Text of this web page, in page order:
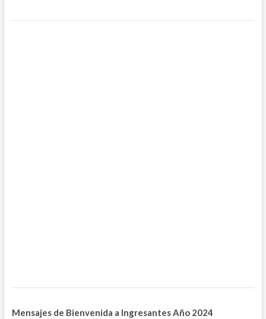
Mensajes de Bienvenida a IngresantesAño 2024